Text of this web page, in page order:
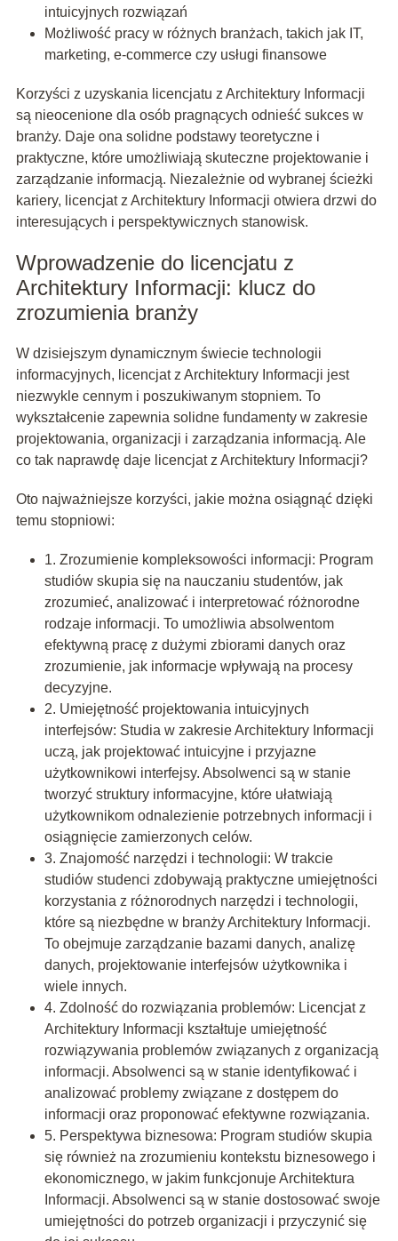
intuicyjnych rozwiązań
Możliwość pracy w różnych branżach, takich jak IT,
marketing, e-commerce czy usługi finansowe
Korzyści z uzyskania licencjatu z Architektury Informacji
są nieocenione dla osób pragnących odnieść sukces w
branży. Daje ona solidne podstawy teoretyczne i
praktyczne, które umożliwiają skuteczne projektowanie i
zarządzanie informacją. Niezależnie od wybranej ścieżki
kariery, licencjat z Architektury Informacji otwiera drzwi do
interesujących i perspektywicznych stanowisk.
Wprowadzenie do licencjatu z
Architektury Informacji: klucz do
zrozumienia branży
W dzisiejszym dynamicznym świecie technologii
informacyjnych, licencjat z Architektury Informacji jest
niezwykle cennym i poszukiwanym stopniem. To
wykształcenie zapewnia solidne fundamenty w zakresie
projektowania, organizacji i zarządzania informacją. Ale
co tak naprawdę daje licencjat z Architektury Informacji?
Oto najważniejsze korzyści, jakie można osiągnąć dzięki
temu stopniowi:
1. Zrozumienie kompleksowości informacji: Program
studiów skupia się na nauczaniu studentów, jak
zrozumieć, analizować i interpretować różnorodne
rodzaje informacji. To umożliwia absolwentom
efektywną pracę z dużymi zbiorami danych oraz
zrozumienie, jak informacje wpływają na procesy
decyzyjne.
2. Umiejętność projektowania intuicyjnych
interfejsów: Studia w zakresie Architektury Informacji
uczą, jak projektować intuicyjne i przyjazne
użytkownikowi interfejsy. Absolwenci są w stanie
tworzyć struktury informacyjne, które ułatwiają
użytkownikom odnalezienie potrzebnych informacji i
osiągnięcie zamierzonych celów.
3. Znajomość narzędzi i technologii: W trakcie
studiów studenci zdobywają praktyczne umiejętności
korzystania z różnorodnych narzędzi i technologii,
które są niezbędne w branży Architektury Informacji.
To obejmuje zarządzanie bazami danych, analizę
danych, projektowanie interfejsów użytkownika i
wiele innych.
4. Zdolność do rozwiązania problemów: Licencjat z
Architektury Informacji kształtuje umiejętność
rozwiązywania problemów związanych z organizacją
informacji. Absolwenci są w stanie identyfikować i
analizować problemy związane z dostępem do
informacji oraz proponować efektywne rozwiązania.
5. Perspektywa biznesowa: Program studiów skupia
się również na zrozumieniu kontekstu biznesowego i
ekonomicznego, w jakim funkcjonuje Architektura
Informacji. Absolwenci są w stanie dostosować swoje
umiejętności do potrzeb organizacji i przyczynić się